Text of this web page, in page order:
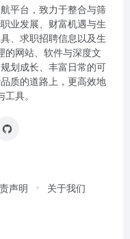
平台，致力于整合与筛
业发展、财富机遇与生
、求职招聘信息以及生
的网站、软件与深度文
划成长、丰富日常的可
质的道路上，更高效地
具。
声明 关于我们